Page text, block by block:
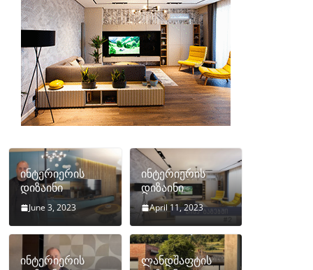
ინტერიერის
დიზაინი
June 3, 2023
ინტერიერის
დიზაინი
April 11, 2023
ინტერიერის
ლანდშაფტის